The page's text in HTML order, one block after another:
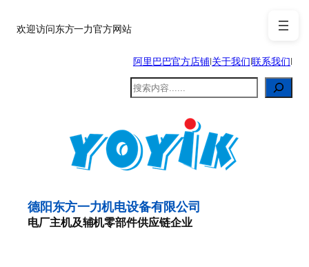
至欢迎访问东方一力官方网站
阿里巴巴官方店铺|关于我们|联系我们|
搜
索
德阳东方一力机电设备有限公司
电厂主机及辅机零部件供应链企业